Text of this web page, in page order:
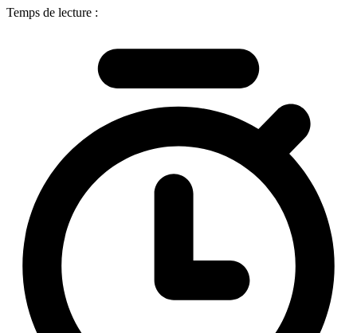
Temps de lecture :